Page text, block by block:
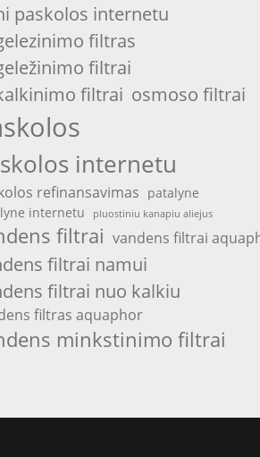
paskolos internetu
filtras
filtrai
filtrai osmoso filtrai
internetu
refinansavimas patalyne
internetu
pluostiniu kanapiu aliejus
filtrai vandens filtrai
filtrai namui
filtrai nuo kalkiu
filtras aquaphor
minkstinimo filtrai